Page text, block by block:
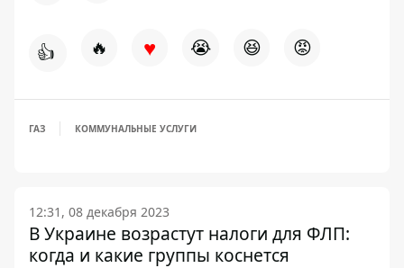
👍 🔥 ♥ 😭 😆 😡
ГАЗ КОММУНАЛЬНЫЕ УСЛУГИ
12:31, 08 декабря 2023
В Украине возрастут налоги для ФЛП:
когда и какие группы коснется